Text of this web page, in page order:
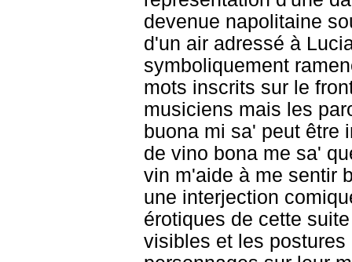
devenue napolitaine
d'un air adressé à
symboliquement
mots inscrits sur le
musiciens mais les
buona mi sa' peut être
de vino bona me sa'
vin m'aide à me sentir
une interjection
érotiques de cette
visibles et les